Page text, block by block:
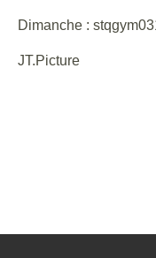
Dimanche :
JT.Picture